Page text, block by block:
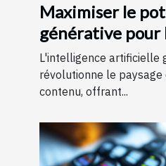
Maximiser le
générative pour
contenu
L'intelligence artificielle
révolutionne le paysage
contenu, offrant...